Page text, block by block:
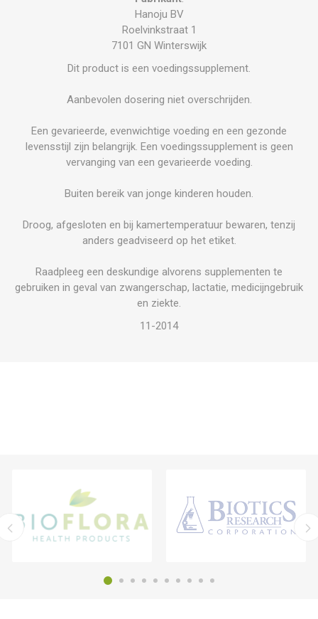
Hanoju BV
Roelvinkstraat 1
7101 GN Winterswijk
Dit product is een voedingssupplement.
Aanbevolen dosering niet overschrijden.
Een gevarieerde, evenwichtige voeding en een gezonde
levensstijl zijn belangrijk. Een voedingssupplement is geen
vervanging van een gevarieerde voeding.
Buiten bereik van jonge kinderen houden.
Droog, afgesloten en bij kamertemperatuur bewaren, tenzij
anders geadviseerd op het etiket.
Raadpleeg een deskundige alvorens supplementen te
gebruiken in geval van zwangerschap, lactatie, medicijngebruik
en ziekte.
11-2014